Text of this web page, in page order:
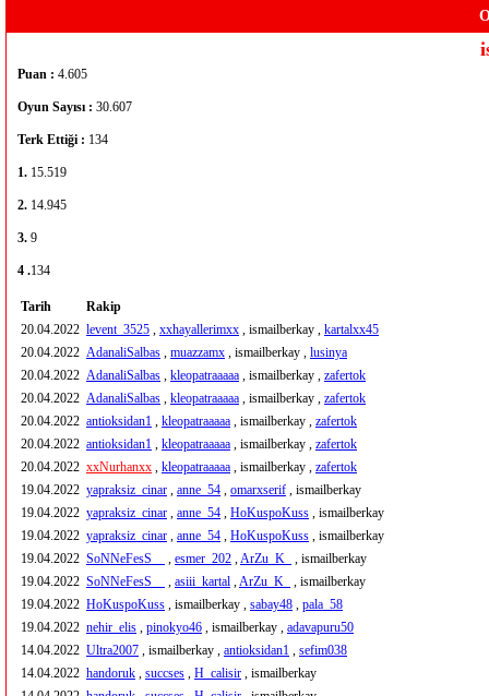
Puan : 4.605
Oyun Sayısı : 30.607
Terk Ettiği : 134
1. 15.519
2. 14.945
3. 9
4 .134
Tarih
Rakip
20.04.2022 levent_3525 , xxhayallerimxx , ismailberkay , kartalxx45
20.04.2022 AdanaliSalbas , muazzamx , ismailberkay , lusinya
20.04.2022 AdanaliSalbas , kleopatraaaaa , ismailberkay , zafertok
20.04.2022 AdanaliSalbas , kleopatraaaaa , ismailberkay , zafertok
20.04.2022 antioksidan1 , kleopatraaaaa , ismailberkay , zafertok
20.04.2022 antioksidan1 , kleopatraaaaa , ismailberkay , zafertok
20.04.2022 xxNurhanxx , kleopatraaaaa , ismailberkay , zafertok
19.04.2022 yapraksiz_cinar , anne_54 , omarxserif , ismailberkay
19.04.2022 yapraksiz_cinar , anne_54 , HoKuspoKuss , ismailberkay
19.04.2022 yapraksiz_cinar , anne_54 , HoKuspoKuss , ismailberkay
19.04.2022 SoNNeFesS__ , esmer_202 ,ArZu_K_
, ismailberkay
19.04.2022 SoNNeFesS__ , asiii_kartal ,ArZu_K_
, ismailberkay
19.04.2022 HoKuspoKuss , ismailberkay , sabay48 , pala_58
19.04.2022 nehir_elis , pinokyo46 , ismailberkay , adavapuru50
14.04.2022 Ultra2007 , ismailberkay , antioksidan1 , sefim038
14.04.2022 handoruk , succses , H_calisir , ismailberkay